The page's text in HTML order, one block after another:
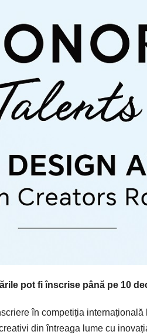
pot fi înscrise până pe 10
în competiția internațională
din întreaga lume cu